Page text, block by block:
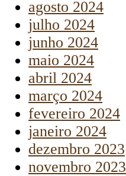
agosto 2024
julho 2024
junho 2024
maio 2024
abril 2024
março 2024
fevereiro 2024
janeiro 2024
dezembro 2023
novembro 2023